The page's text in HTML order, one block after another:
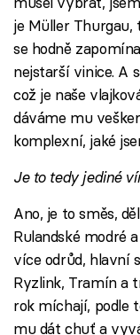
je Müller Thurgau,
se hodně
nejstarší vinice. A
což je naše
dáváme mu
komplexní, jaké
Je to tedy jediné
Ano, je to směs,
Rulandské modré
více odrůd, hlavní
Ryzlink, Tramín a
rok míchají, podle
mu dát chuť a